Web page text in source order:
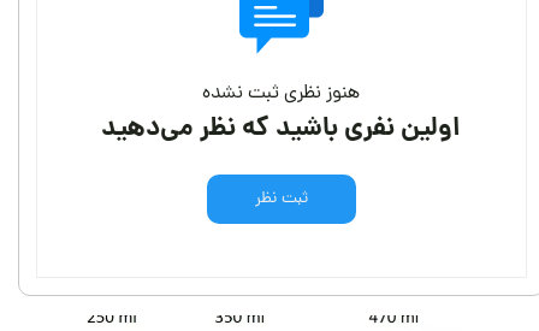
هنوز نظری ثبت نشده
اولین نفری باشید که نظر می‌دهید
ثبت نظر